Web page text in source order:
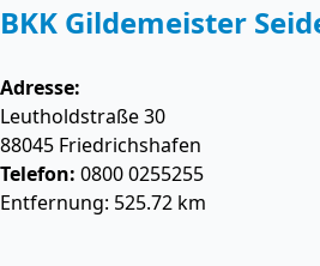
BKK Gildemeister
Adresse:
Leutholdstraße 30
88045 Friedrichshafen
Telefon: 0800 0255255
Entfernung: 525.72 km